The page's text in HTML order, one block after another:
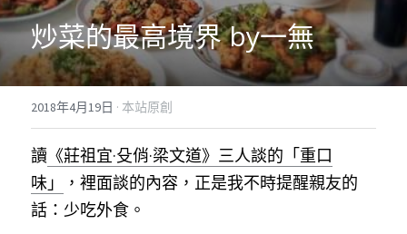
影音分享
關於我們
臉書粉專
聯絡我們
炒菜的最高境界 by一無
2018年4月19日 · 本站原創
讀 《莊祖宜·殳俏·梁文道》三人談的「重口
味」
，裡面談的內容，正是我不時提醒親友的
話：少吃外食。